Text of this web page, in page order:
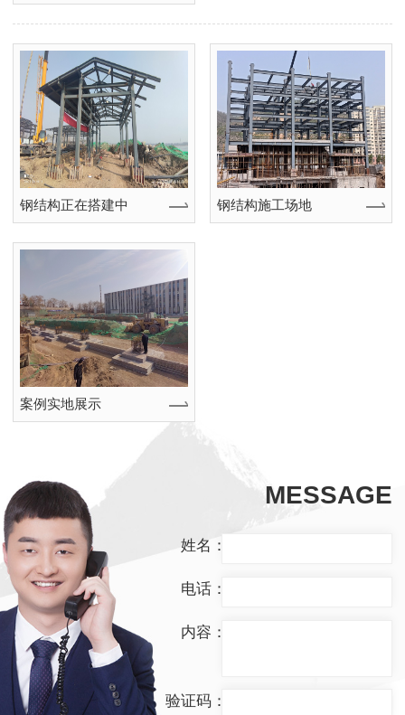
钢结构正在搭建中 钢结构施工场地
案例实地展示
MESSAGE
姓名：
电话：
内容：
验证码：